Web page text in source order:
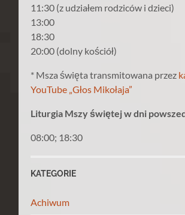
11:30 (z udziałem rodziców i dzieci)
13:00
18:30
20:00 (dolny kościół)
* Msza święta transmitowana przez
YouTube „Głos Mikołaja”
Liturgia Mszy świętej w dni
08:00; 18:30
KATEGORIE
Achiwum